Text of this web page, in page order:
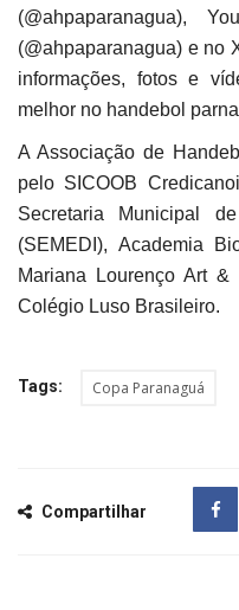
(@ahpaparanagua),
(@ahpaparanagua) e no
informações, fotos e
melhor no handebol
A Associação de
pelo SICOOB
Secretaria Municipal
(SEMEDI), Academia
Mariana Lourenço Art
Colégio Luso Brasileiro.
Tags: Copa Paranaguá
Compartilhar